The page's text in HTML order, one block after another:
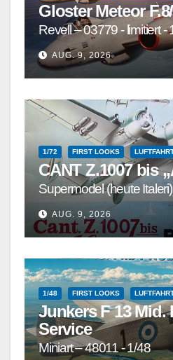
Gloster Meteor
Revell – 03779 - limitiert -
AUG. 9, 2026
1/72 FIRST LOOKS
CANT Z.1007 bis
Supermodel (heute
AUG. 9, 2026
1/48 FIRST LOOKS
Junkers F 13 Mid.
Service
Miniart – 48011 - 1/48